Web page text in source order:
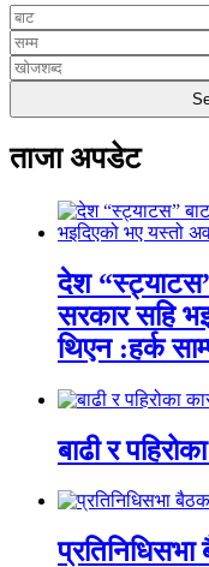
ताजा अपडेट
देश
सरकार सहि
थिएन :हर्क
बाढी र